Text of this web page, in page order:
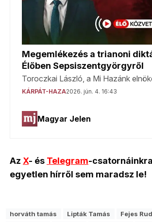
Az X- és Telegram-
egyetlen hírről sem maradsz le!
horváth tamás Lipták Tamás
Fejes